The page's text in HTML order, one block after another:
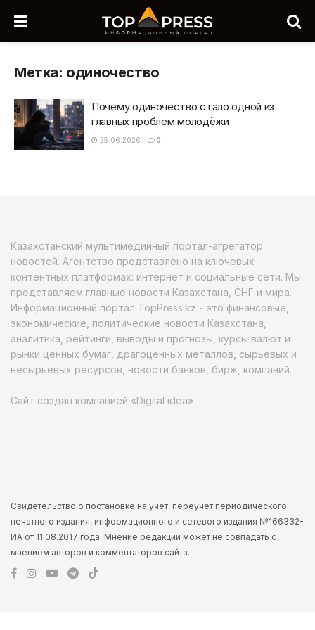
Метка: одиночество
Почему одиночество стало одной из
главных проблем молодёжи
25.06.2026 0
Казахстанский мультимедийный портал-агрегатор
новостей. Агентство представлено на ключевых
контентных платформах: интернет и социальные сети. Мы
представляем главные новости Казахстана, СНГ и мира.
Информационный портал TopPress.kz - это финансовые,
экономические, политические новости Казахстана,
аналитика, рейтинги, выводы и прогнозы, курсы валют и
рынки ценных бумаг, драгоценных металлов, сырьевых и
несырьевых ресурсов, новости банков, бирж, компаний.
Сайт создан компанией «Digital idea»
Свидетельство о постановке на учет, переучет периодического
печатного издания, информационного и сетевого издания №166332-
ИА от 11.08.2017 года. Мнение редакции может не совпадать с
мнением авторов и комментаторов сайта.